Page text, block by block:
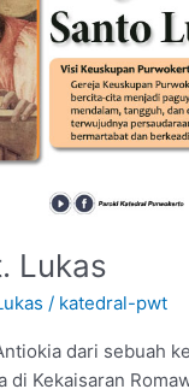
Lukas
/ katedral-pwt
dari sebuah
Kekaisaran